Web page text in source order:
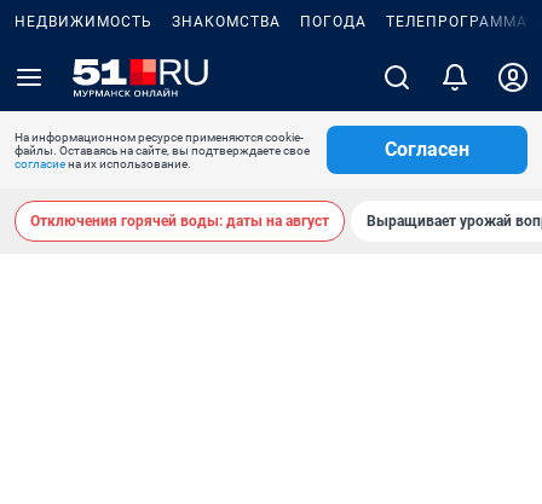
НЕДВИЖИМОСТЬ ЗНАКОМСТВА ПОГОДА ТЕЛЕПРОГРАММА
На информационном ресурсе применяются cookie-
файлы. Оставаясь на сайте, вы подтверждаете свое
согласиена их использование.
Согласен
Отключения горячей воды: даты на август Выращивает урожай